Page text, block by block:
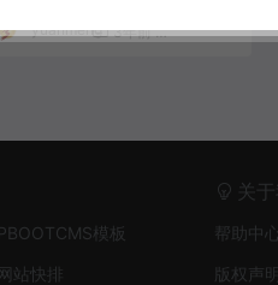
yuanmeng 3年前 1,755
PBOOTCMS模板
网站快排
关
帮助中
版权声明